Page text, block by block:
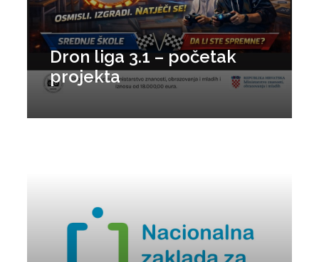
Dron liga 3.1 – početak
projekta